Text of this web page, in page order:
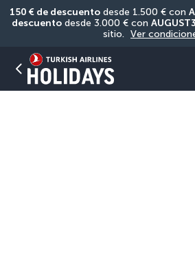
150 € de descuento desde 1.500 € con
descuento desde 3.000 € con
sitio. Ver